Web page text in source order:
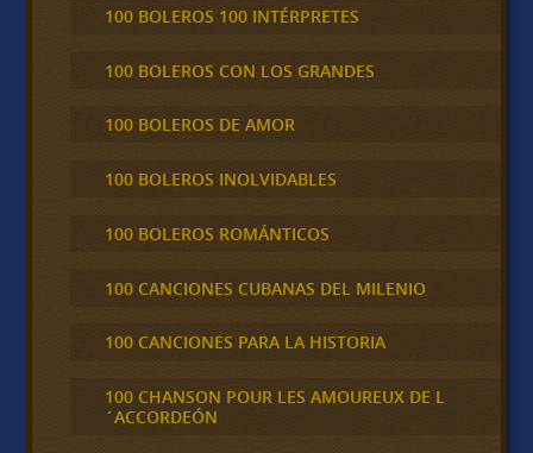
100 BOLEROS 100 INTÉRPRETES
100 BOLEROS CON LOS GRANDES
100 BOLEROS DE AMOR
100 BOLEROS INOLVIDABLES
100 BOLEROS ROMÁNTICOS
100 CANCIONES CUBANAS DEL MILENIO
100 CANCIONES PARA LA HISTORIA
100 CHANSON POUR LES AMOUREUX DE L
´ACCORDEÓN